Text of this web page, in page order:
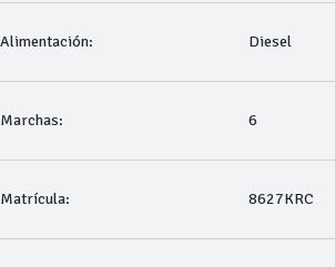
Alimentación: Diesel
Marchas: 6
Matrícula: 8627KRC